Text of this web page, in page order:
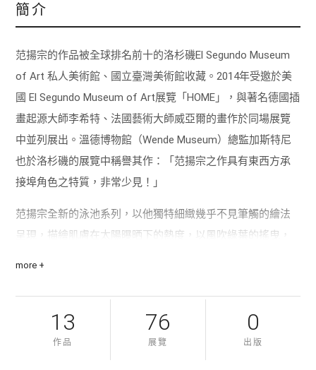
簡介
范揚宗的作品被全球排名前十的洛杉磯El Segundo Museum
of Art 私人美術館、國立臺灣美術館收藏。2014年受邀於美
國 El Segundo Museum of Art展覽「HOME」，與著名德國插
畫起源大師李希特、法國藝術大師威亞爾的畫作於同場展覽
中並列展出。溫德博物館（Wende Museum）總監加斯特尼
也於洛杉磯的展覽中稱譽其作：「范揚宗之作具有東西方承
接埠角色之特質，非常少見！」
范揚宗全新的泳池系列，以他獨特細緻幾乎不見筆觸的繪法
呈現，描繪肌膚在太陽曝晒下的熱度，以風吹綠葉的搖曳，
領觀眾進入泳池周遭既宏觀又具備微觀的獨特視覺氛圍。
more +
13
作品
76
展覽
0
出版